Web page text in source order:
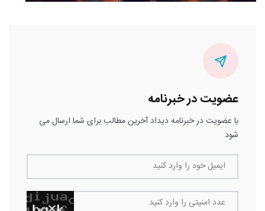
عضویت در خبرنامه
با عضویت در خبرنامه دیداد آخرین مطالب برای شما ارسال می
شود
ایمیل خود را وارد کنید
عدد امنیتی را وارد کنید